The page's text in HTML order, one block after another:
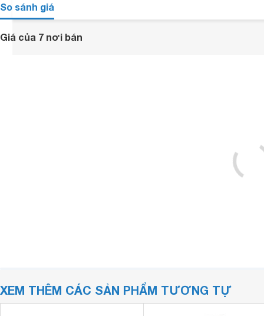
So sánh giá
Giá của 7 nơi bán
XEM THÊM CÁC SẢN PHẨM TƯƠNG TỰ